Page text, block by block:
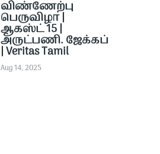
விண்ணேற்பு
பெருவிழா |
ஆகஸ்ட் 15 |
அருட்பணி. ஜேக்கப்
| Veritas Tamil
Aug 14, 2025